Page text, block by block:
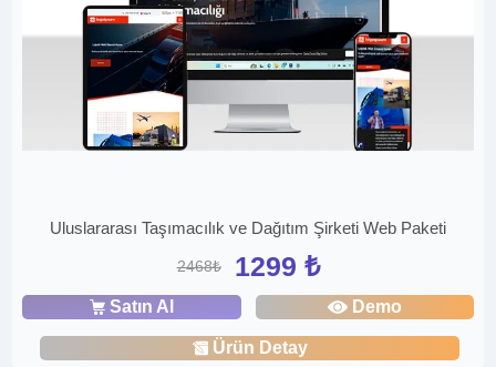
Uluslararası Taşımacılık ve Dağıtım Şirketi Web Paketi
2468₺ 1299 ₺
Satın Al Demo
Ürün Detay